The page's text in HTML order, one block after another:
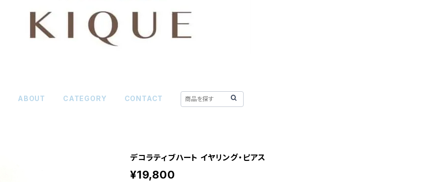
ABOUT CATEGORY CONTACT
デコラティブハート イヤリング・ピアス
¥19,800